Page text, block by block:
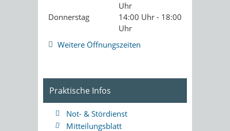
Uhr
Donnerstag
14:00 Uhr - 18:00
Uhr
Weitere Öffnungszeiten
Praktische Infos
Not- & Stördienst
Mitteilungsblatt